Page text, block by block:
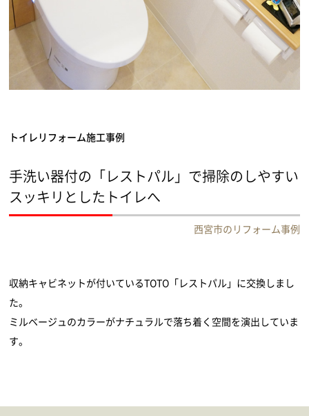
トイレリフォーム施工事例
手洗い器付の「レストパル」で掃除のしやすい
スッキリとしたトイレへ
西宮市のリフォーム事例
収納キャビネットが付いているTOTO「レストパル」に交換しまし
た。
ミルベージュのカラーがナチュラルで落ち着く空間を演出していま
す。